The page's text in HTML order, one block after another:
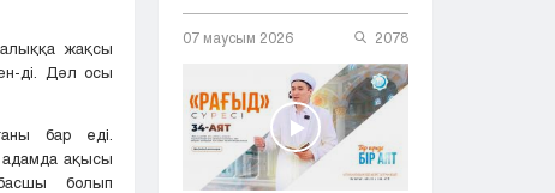
жақсы
ді. Дәл осы
бар еді.
адамда ақысы
болып
07 маусым 2026 2078